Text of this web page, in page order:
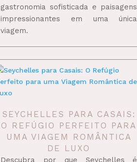
gastronomia sofisticada e paisagens
impressionantes em uma única
viagem.
SEYCHELLES PARA CASAIS:
O REFÚGIO PERFEITO PARA
UMA VIAGEM ROMÂNTICA
DE LUXO
Descubra por que Seychelles é